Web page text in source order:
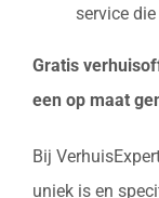
service
Gratis
een op maat
Bij
uniek is en